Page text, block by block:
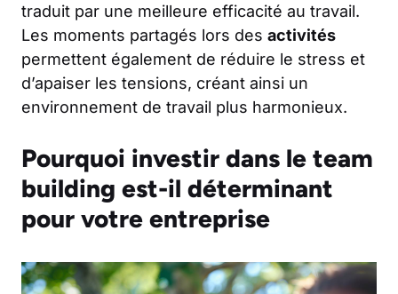
traduit par une meilleure efficacité au travail.
Les moments partagés lors des activités
permettent également de réduire le stress et
d’apaiser les tensions, créant ainsi un
environnement de travail plus harmonieux.
Pourquoi investir dans le team
building est-il déterminant
pour votre entreprise